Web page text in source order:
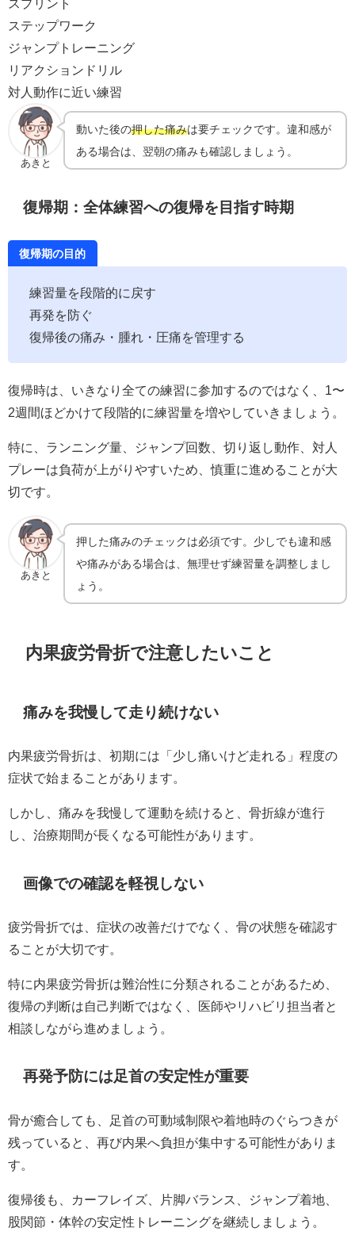
スプリント
ステップワーク
ジャンプトレーニング
リアクションドリル
対人動作に近い練習
あきと
動いた後の押した痛みは要チェックです。違和感が
ある場合は、翌朝の痛みも確認しましょう。
復帰期：全体練習への復帰を目指す時期
復帰期の目的
練習量を段階的に戻す
再発を防ぐ
復帰後の痛み・腫れ・圧痛を管理する
復帰時は、いきなり全ての練習に参加するのではなく、1〜
2週間ほどかけて段階的に練習量を増やしていきましょう。
特に、ランニング量、ジャンプ回数、切り返し動作、対人
プレーは負荷が上がりやすいため、慎重に進めることが大
切です。
あきと
押した痛みのチェックは必須です。少しでも違和感
や痛みがある場合は、無理せず練習量を調整しまし
ょう。
内果疲労骨折で注意したいこと
痛みを我慢して走り続けない
内果疲労骨折は、初期には「少し痛いけど走れる」程度の
症状で始まることがあります。
しかし、痛みを我慢して運動を続けると、骨折線が進行
し、治療期間が長くなる可能性があります。
画像での確認を軽視しない
疲労骨折では、症状の改善だけでなく、骨の状態を確認す
ることが大切です。
特に内果疲労骨折は難治性に分類されることがあるため、
復帰の判断は自己判断ではなく、医師やリハビリ担当者と
相談しながら進めましょう。
再発予防には足首の安定性が重要
骨が癒合しても、足首の可動域制限や着地時のぐらつきが
残っていると、再び内果へ負担が集中する可能性がありま
す。
復帰後も、カーフレイズ、片脚バランス、ジャンプ着地、
股関節・体幹の安定性トレーニングを継続しましょう。